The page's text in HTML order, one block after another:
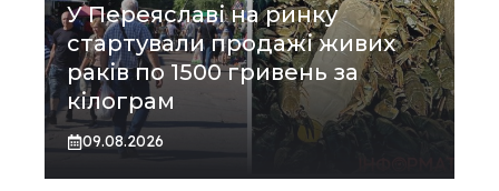
У Переяславі на ринку
стартували продажі живих
раків по 1500 гривень за
кілограм
09.08.2026